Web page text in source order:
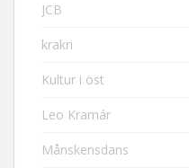
JCB
krakri
Kultur i öst
Leo Kramár
Månskensdans